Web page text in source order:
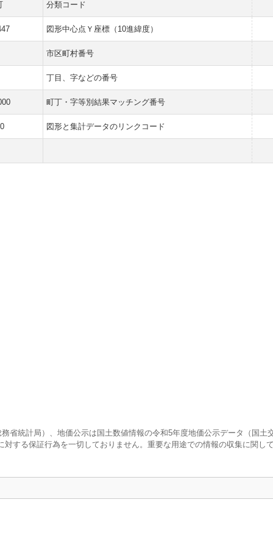
分類コード
図形中心点Ｙ座標（10進緯度）
市区町村番号
丁目、字などの番号
町丁・字等別結果マッチング番号
図形と集計データのリンクコード
省統計局）、地価公示は国土数値情報の令和5年度地価公示データ（国土
する保証行為を一切しておりません。重要な用途での情報の収集に関し